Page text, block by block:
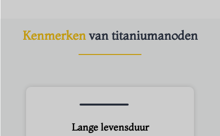
Kenmerken van titaniumanoden
Lange levensduur